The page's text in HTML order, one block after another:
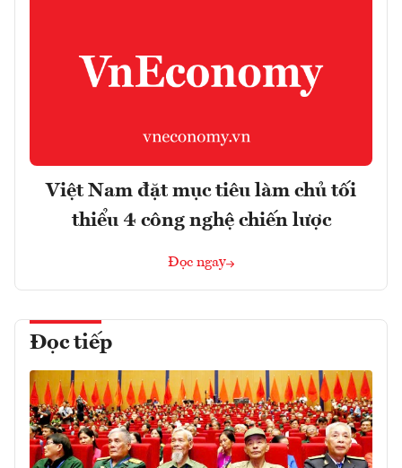
Việt Nam đặt mục tiêu làm chủ tối
thiểu 4 công nghệ chiến lược
Đọc ngay
Đọc tiếp